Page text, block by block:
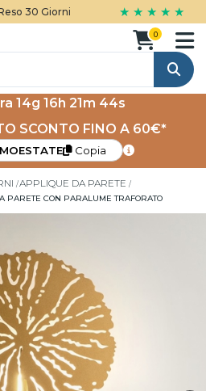
30 Giorni ★ ★ ★ ★ ★
Cerca
0
14g 16h 21m 44s
SCONTO FINO A 60€*
Copia
APPLIQUE DA PARETE
PARETE CON PARALUME TRAFORATO